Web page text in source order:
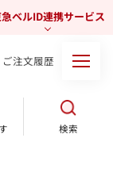
ベルID連携サービス
ご注文履歴
検索